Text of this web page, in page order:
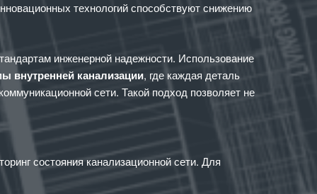
технологий способствуют снижению
инженерной надежности. Использование
внутренней канализации, где каждая деталь
сети. Такой подход позволяет не
состояния канализационной сети. Для